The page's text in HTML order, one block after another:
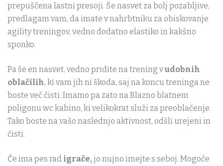
prepuščena lastni presoji. Še nasvet za bolj pozabljive,
predlagam vam, da imate v nahrbtniku za obiskovanje
agility treningov, vedno dodatno elastiko in kakšno
sponko.
Pa še en nasvet, vedno pridite na trening vudobnih
oblačilih, ki vam jih ni škoda, saj na koncu treninga ne
boste več čisti. Imamo pa zato na Blazno blatnem
poligonu wc kabino, ki velikokrat služi za preoblačenje.
Tako boste na vašo naslednjo aktivnost, odšli urejeni in
čisti.
Če ima pes rad igrače, jo nujno imejte s seboj. Mogoče